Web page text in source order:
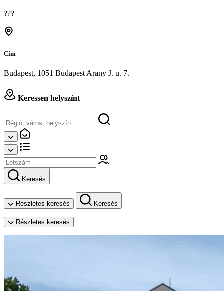
???
Cím
Budapest, 1051 Budapest Arany J. u. 7.
Keressen helyszínt
Keresés
Részletes keresés Keresés
Részletes keresés